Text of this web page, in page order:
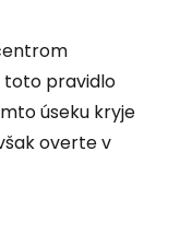
toto pravidlo
úseku kryje
overte v